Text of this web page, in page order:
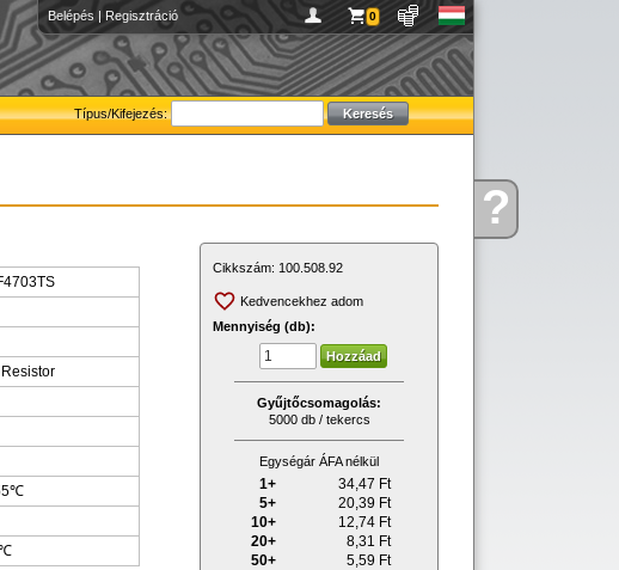
Kérdése?
Belépés | Regisztráció 0
Típus/Kifejezés:
℃
Cikkszám: 100.508.92
Kedvencekhez adom
Mennyiség (db):
Gyűjtőcsomagolás:
5000 db / tekercs
Egységár ÁFA nélkül
1+ 34,47 Ft
5+
20,39 Ft
10+
12,74 Ft
20+
8,31 Ft
50+
5,59 Ft